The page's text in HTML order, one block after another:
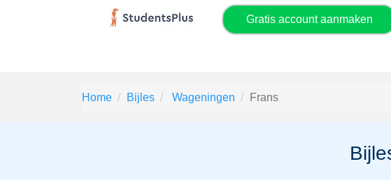
Gratis account aanmaken
Home Bijles Wageningen Frans